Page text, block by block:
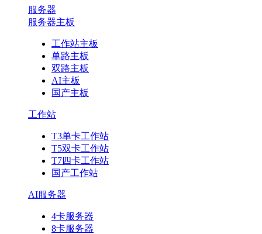
服务器
服务器主板
工作站主板
单路主板
双路主板
AI主板
国产主板
工作站
T3单卡工作站
T5双卡工作站
T7四卡工作站
国产工作站
AI服务器
4卡服务器
8卡服务器